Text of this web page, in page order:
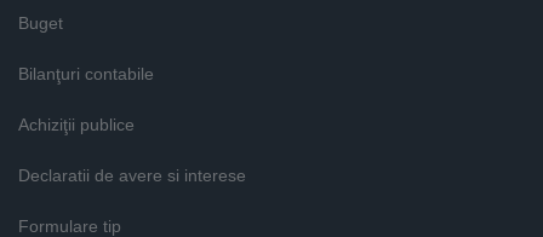
Buget
Bilanţuri contabile
Achiziţii publice
Declaratii de avere si interese
Formulare tip